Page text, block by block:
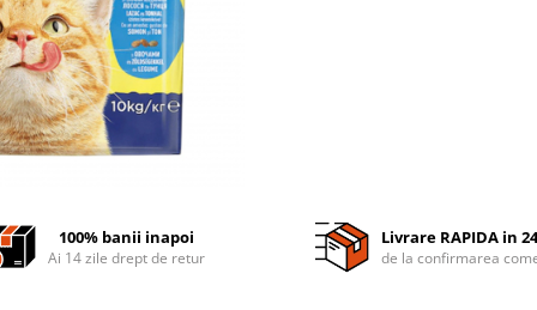
100% banii inapoi
Ai 14 zile drept de retur
Livrare RAPIDA in
de la confirmarea